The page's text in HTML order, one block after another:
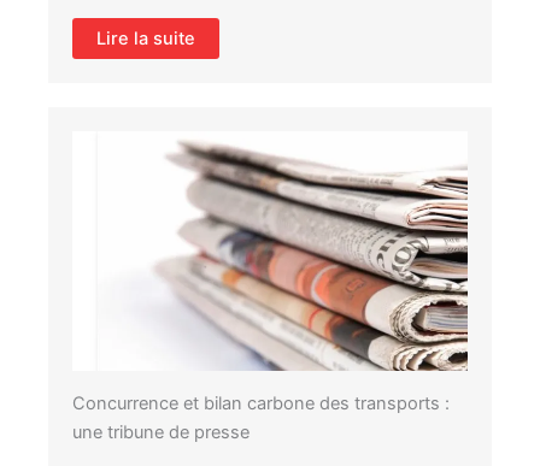
Lire la suite
Concurrence et bilan carbone des transports :
une tribune de presse